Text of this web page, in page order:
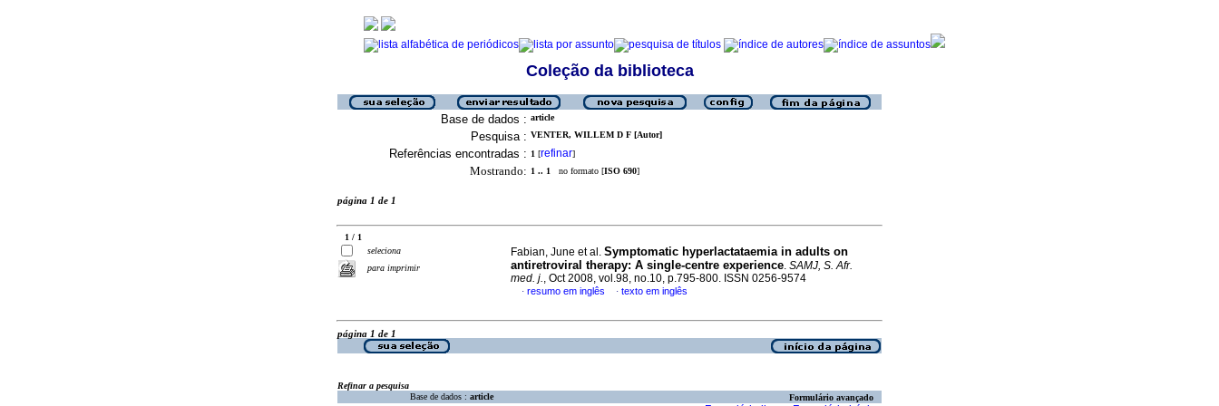
Coleção da biblioteca
Base de dados : article
Pesquisa : VENTER, WILLEM D F [Autor]
Referências encontradas : 1 [refinar]
Mostrando: 1 .. 1 no formato [ISO 690]
página 1 de 1
1 / 1
seleciona
para imprimir
Fabian, June et al. Symptomatic hyperlactataemia in adults on
antiretroviral therapy: A single-centre experience. SAMJ, S. Afr.
med. j., Oct 2008, vol.98, no.10, p.795-800. ISSN 0256-9574
· resumo em inglês · texto em inglês
página 1 de 1
Refinar a pesquisa
Base de dados : article Formulário avançado